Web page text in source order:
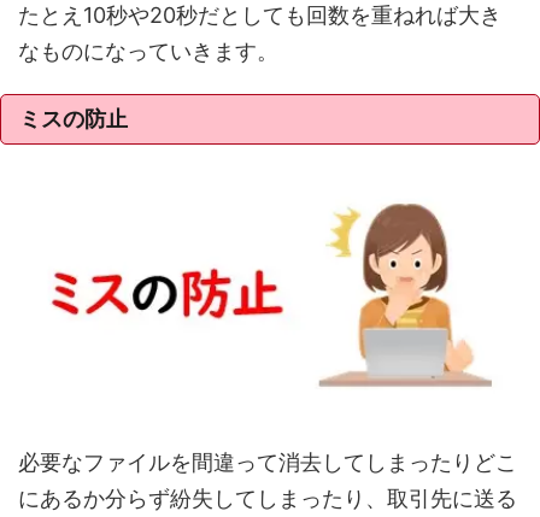
たとえ10秒や20秒だとしても回数を重ねれば大き
なものになっていきます。
ミスの防止
必要なファイルを間違って消去してしまったりどこ
にあるか分らず紛失してしまったり、取引先に送る